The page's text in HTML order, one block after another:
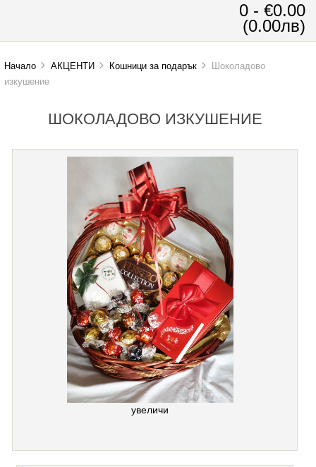
0 - €0.00
(0.00лв)
Начало АКЦЕНТИ Кошници за подарък
Шоколадово
изкушение
ШОКОЛАДОВО ИЗКУШЕНИЕ
увеличи